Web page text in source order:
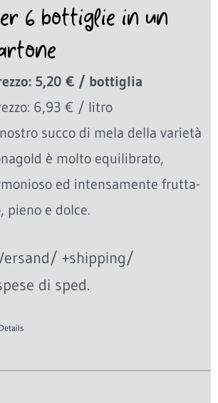
6 bottiglie in un
5,20 € / bottiglia
6,93 € / litro
succo di mela della varietà
è molto equilibrato,
ed intensamente frutta-
pieno e dolce.
+shipping/
di sped.
Details